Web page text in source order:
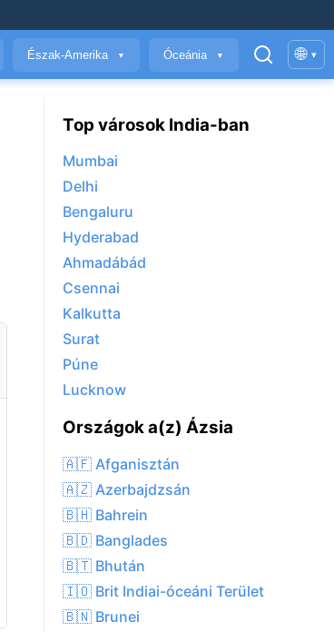
Észak-Amerika ▼ Óceánia ▼ 🌐 ▾
Top városok India-ban
Mumbai
Delhi
Bengaluru
Hyderabad
Ahmadábád
Csennai
Kalkutta
Surat
Púne
Lucknow
Országok a(z) Ázsia
🇦🇫 Afganisztán
🇦🇿 Azerbajdzsán
🇧🇭 Bahrein
🇧🇩 Banglades
🇧🇹 Bhután
🇮🇴 Brit Indiai-óceáni Terület
🇧🇳 Brunei